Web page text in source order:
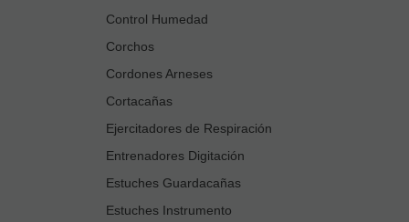
Control Humedad
Corchos
Cordones Arneses
Cortacañas
Ejercitadores de Respiración
Entrenadores Digitación
Estuches Guardacañas
Estuches Instrumento